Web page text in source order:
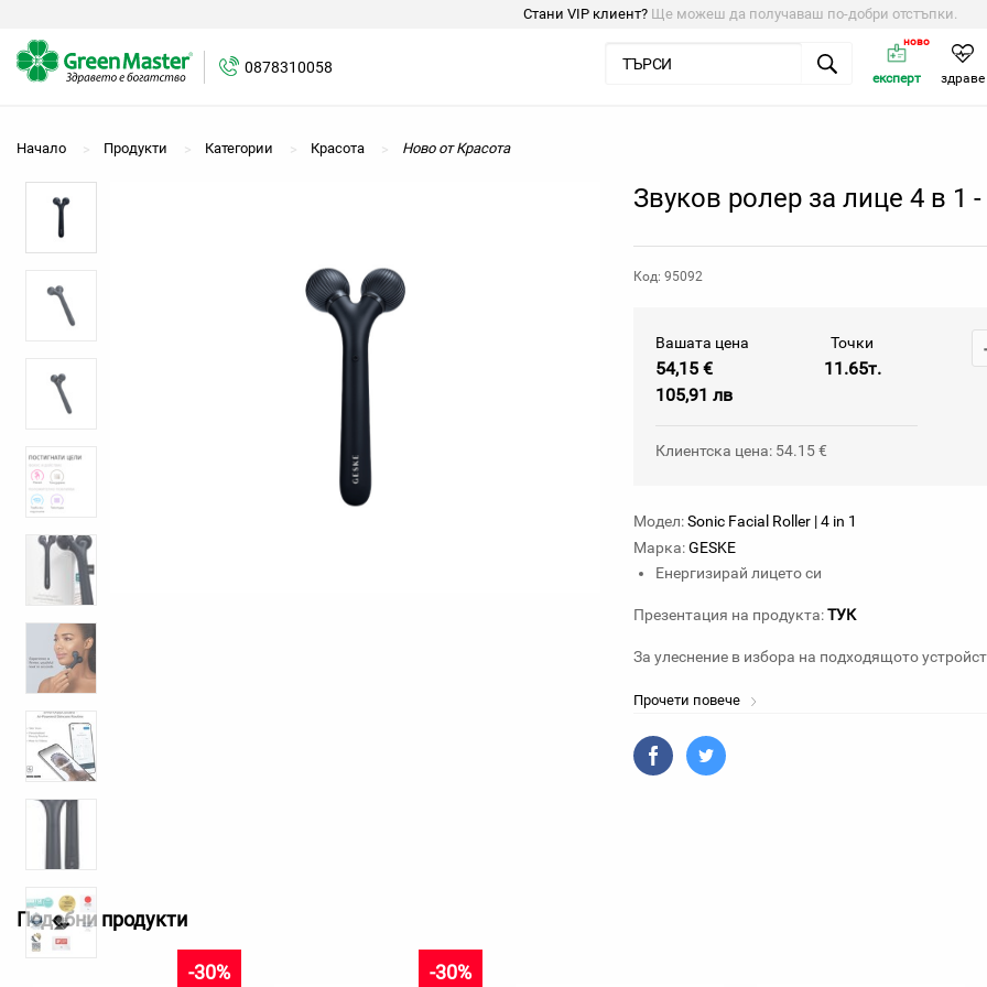
Стани VIP клиент? Ще можеш да получаваш по-добри отстъпки.
0878310058
експерт
ново
здраве
Начало Продукти Категории Красота Ново от Красота
Звуков ролер за лице 4 в 1 -
Код: 95092
Вашата цена
54,15 €
105,91 лв
Точки
11.65т.
Клиентска цена: 54.15 €
Модел:Sonic Facial Roller | 4 in 1
Марка:GESKE
Енергизирай лицето си
Презентация на продукта:ТУК
За улеснение в избора на подходящото
Прочети повече
Подобни продукти
-30% -30%